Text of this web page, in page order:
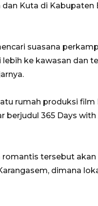
Kuta di Kabupaten
suasana
ke kawasan dan
rumah produksi film
berjudul 365 Days
romantis tersebut
dimana